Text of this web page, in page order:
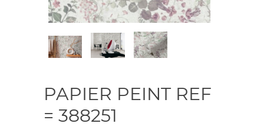
PAPIER PEINT REF
= 388251